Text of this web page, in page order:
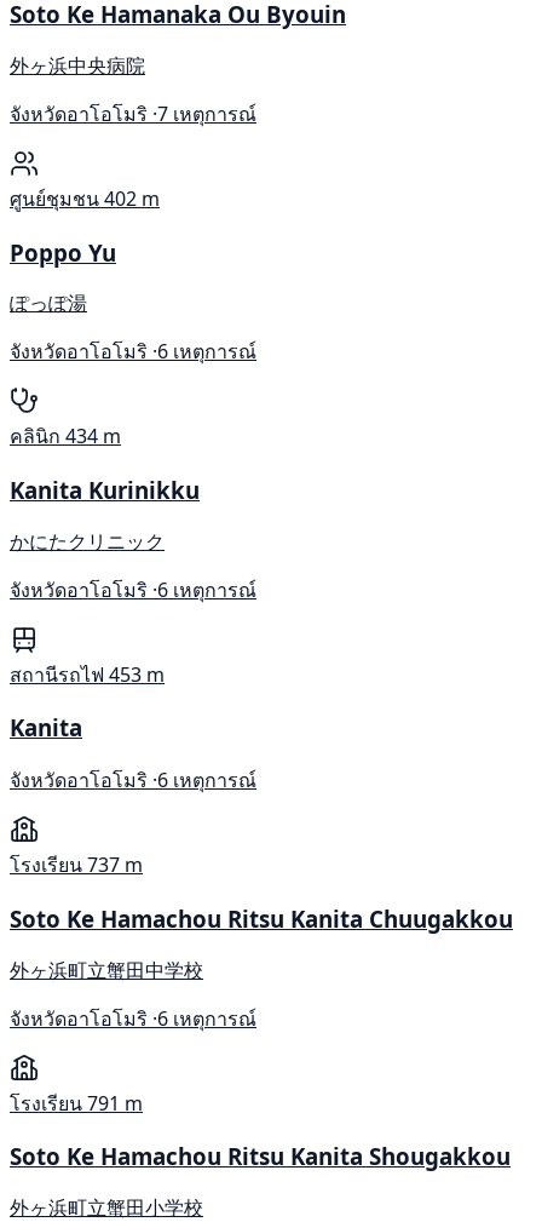
Soto Ke Hamanaka Ou Byouin
外ヶ浜中央病院
จังหวัดอาโอโมริ ·7 เหตุการณ์
ศูนย์ชุมชน402 m
Poppo Yu
ぽっぽ湯
จังหวัดอาโอโมริ ·6 เหตุการณ์
คลินิก 434 m
Kanita Kurinikku
かにたクリニック
จังหวัดอาโอโมริ ·6 เหตุการณ์
สถานีรถไฟ 453 m
Kanita
จังหวัดอาโอโมริ ·6 เหตุการณ์
โรงเรียน737 m
Soto Ke Hamachou Ritsu Kanita Chuugakkou
外ヶ浜町立蟹田中学校
จังหวัดอาโอโมริ ·6 เหตุการณ์
โรงเรียน791 m
Soto Ke Hamachou Ritsu Kanita Shougakkou
外ヶ浜町立蟹田小学校